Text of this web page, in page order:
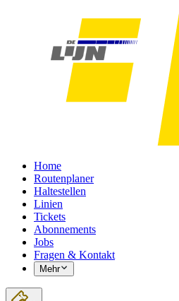
Home
Routenplaner
Haltestellen
Linien
Tickets
Abonnements
Jobs
Fragen & Kontakt
Mehr